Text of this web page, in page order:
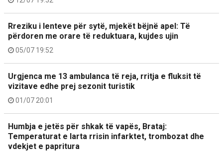
Rreziku i lenteve për sytë, mjekët bëjnë apel: Të
përdoren me orare të reduktuara, kujdes ujin
05/07 19:52
Urgjenca me 13 ambulanca të reja, rritja e fluksit të
vizitave edhe prej sezonit turistik
01/07 20:01
Humbja e jetës për shkak të vapës, Brataj:
Temperaturat e larta rrisin infarktet, trombozat dhe
vdekjet e papritura